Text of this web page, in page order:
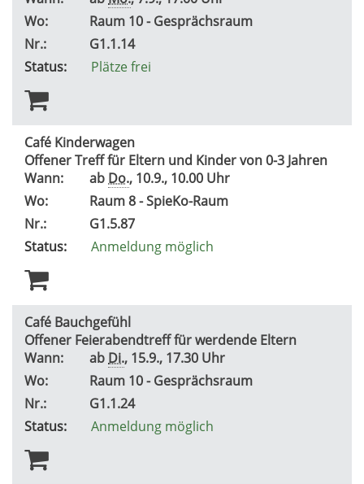
Wo:
Raum 10 - Gesprächsraum
Nr.:
G1.1.14
Status:
Plätze frei
Café Kinderwagen
Offener Treff für Eltern und Kinder von 0-3 Jahren
Wann:
ab Do., 10.9., 10.00 Uhr
Wo:
Raum 8 - SpieKo-Raum
Nr.:
G1.5.87
Status:
Anmeldung möglich
Café Bauchgefühl
Offener Feierabendtreff für werdende Eltern
Wann:
ab Di., 15.9., 17.30 Uhr
Wo:
Raum 10 - Gesprächsraum
Nr.:
G1.1.24
Status:
Anmeldung möglich